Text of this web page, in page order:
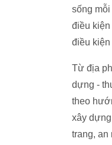
sống
điều
điều
Từ địa
dựng -
theo
xây
trang, an